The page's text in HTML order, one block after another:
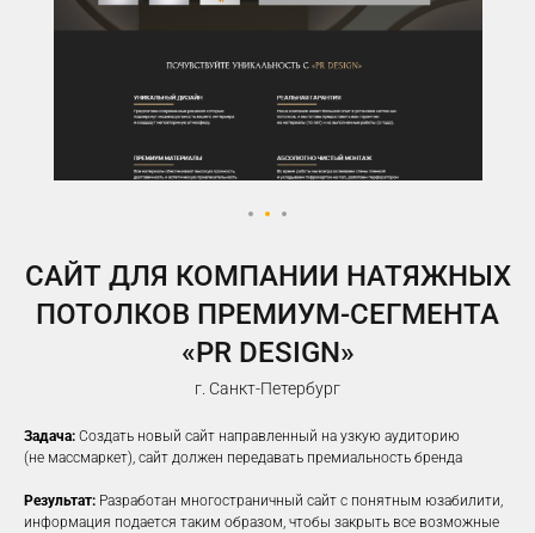
САЙТ ДЛЯ КОМПАНИИ НАТЯЖНЫХ
ПОТОЛКОВ ПРЕМИУМ-СЕГМЕНТА
«PR DESIGN»
г. Санкт-Петербург
Задача: Создать новый сайт направленный на узкую аудиторию
(не массмаркет), сайт должен передавать премиальность бренда
Результат: Разработан многостраничный сайт с понятным юзабилити,
информация подается таким образом, чтобы закрыть все возможные
НАСТРОИМ
ТАРГЕТИРОВАННУЮ
РЕКЛАМУ НА ВАШУ ЦА